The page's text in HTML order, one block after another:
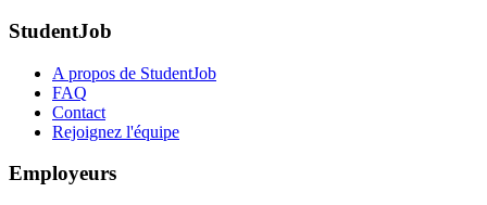
StudentJob
A propos de StudentJob
FAQ
Contact
Rejoignez l'équipe
Employeurs